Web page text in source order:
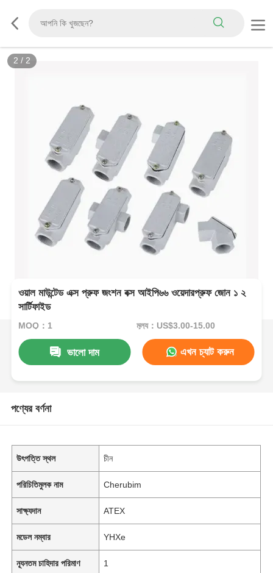
2 / 2
ওয়াল মাউন্টেড এক্স প্রুফ জংশন বক্স আইপি৬৬ ওয়েদারপ্রুফ জোন ১ ২
সার্টিফাইড
MOQ：1 মূল্য：US$3.00-15.00
ভালো দাম এখন চ্যাট করুন
পণ্যের বর্ণনা
উৎপত্তি স্থল চীন
পরিচিতিমুলক নাম Cherubim
সাক্ষ্যদান ATEX
মডেল নম্বার YHXe
ন্যূনতম চাহিদার পরিমাণ 1